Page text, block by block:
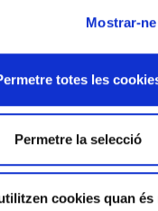
Mostrar-
totes les
Permetre la selecció
cookies quan és